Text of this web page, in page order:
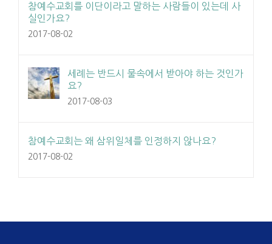
참예수교회를 이단이라고 말하는 사람들이 있는데 사
실인가요?
2017-08-02
세례는 반드시 물속에서 받아야 하는 것인가
요?
2017-08-03
참예수교회는 왜 삼위일체를 인정하지 않나요?
2017-08-02